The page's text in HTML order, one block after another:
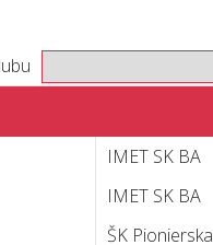
IMET SK BA
IMET SK BA
ŠK Pionierska